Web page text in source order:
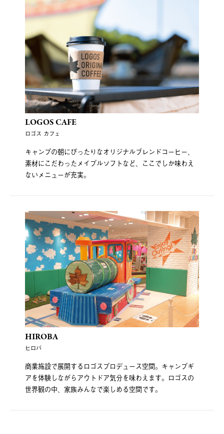
LOGOS CAFE
ロゴス カフェ
キャンプの朝にぴったりなオリジナルブレンドコーヒー、
素材にこだわったメイプルソフトなど、ここでしか味わえ
ないメニューが充実。
HIROBA
ヒロバ
商業施設で展開するロゴスプロデュース空間。キャンプギ
アを体験しながらアウトドア気分を味わえます。ロゴスの
世界観の中、家族みんなで楽しめる空間です。